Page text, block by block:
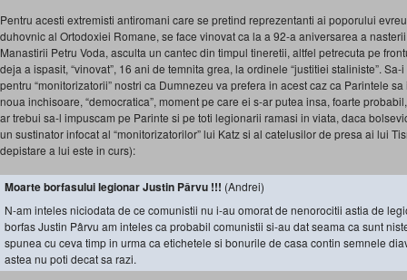
Pentru acesti extremisti antiromani care se pretind reprezentanti ai poporului
duhovnic al Ortodoxiei Romane, se face vinovat ca la a 92-a aniversarea a
Manastirii Petru Voda, asculta un cantec din timpul tineretii, altfel petrecuta pe
deja a ispasit, “vinovat”, 16 ani de temnita grea, la ordinele “justitiei staliniste”.
pentru “monitorizatorii” nostri ca Dumnezeu va prefera in acest caz ca Parintele
noua inchisoare, “democratica”, moment pe care ei s-ar putea insa, foarte
ar trebui sa-l impuscam pe Parinte si pe toti legionarii ramasi in viata, daca
un sustinator infocat al “monitorizatorilor” lui Katz si al catelusilor de presa ai lui
depistare a lui este in curs):
Moarte borfasului legionar Justin Pârvu !!! (Andrei)
N-am inteles niciodata de ce comunistii nu i-au omorat de nenorocitii astia de
borfas Justin Pârvu am inteles ca probabil comunistii si-au dat seama ca sunt
spunea cu ceva timp in urma ca etichetele si bonurile de casa contin semnele
astea nu poti decat sa razi.